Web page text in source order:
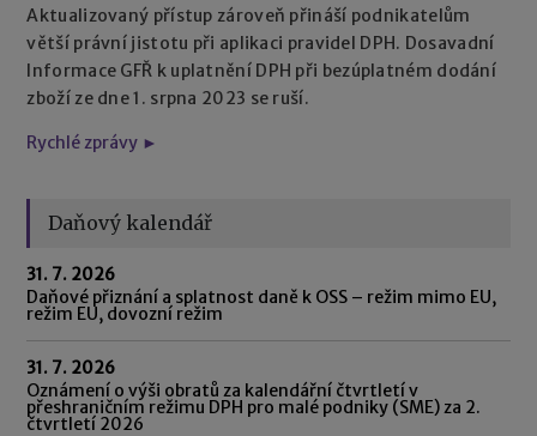
Aktualizovaný přístup zároveň přináší podnikatelům
větší právní jistotu při aplikaci pravidel DPH. Dosavadní
Informace GFŘ k uplatnění DPH při bezúplatném dodání
zboží ze dne 1. srpna 2023 se ruší.
Rychlé zprávy ►
Daňový kalendář
31. 7. 2026
Daňové přiznání a splatnost daně k OSS – režim mimo EU,
režim EU, dovozní režim
31. 7. 2026
Oznámení o výši obratů za kalendářní čtvrtletí v
přeshraničním režimu DPH pro malé podniky (SME) za 2.
čtvrtletí 2026